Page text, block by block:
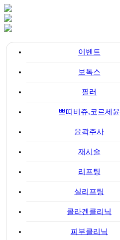
이벤트
보톡스
필러
쁘띠비쥬,코르세윤
윤곽주사
재시술
리프팅
실리프팅
콜라겐클리닉
피부클리닉